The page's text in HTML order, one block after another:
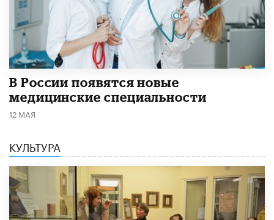
В России появятся новые
медицинские специальности
12 МАЯ
КУЛЬТУРА